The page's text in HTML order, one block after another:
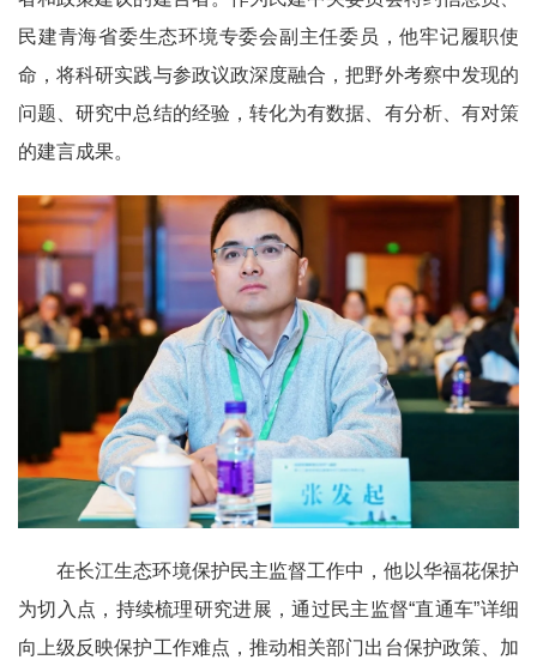
民建青海省委生态环境专委会副主任委员，他牢记履职使
命，将科研实践与参政议政深度融合，把野外考察中发现的
问题、研究中总结的经验，转化为有数据、有分析、有对策
的建言成果。
在长江生态环境保护民主监督工作中，他以华福花保护
为切入点，持续梳理研究进展，通过民主监督“直通车”详细
向上级反映保护工作难点，推动相关部门出台保护政策、加